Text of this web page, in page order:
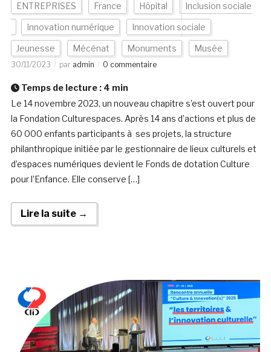
ENTREPRISES France Hôpital Inclusion sociale
Innovation numérique Innovation sociale
Jeunesse Mécénat Monuments Musée
30/11/2023 par admin 0 commentaire
Temps de lecture : 4 min
Le 14 novembre 2023, un nouveau chapitre s’est ouvert pour
la Fondation Culturespaces. Après 14 ans d’actions et plus de
60 000 enfants participants à ses projets, la structure
philanthropique initiée par le gestionnaire de lieux culturels et
d’espaces numériques devient le Fonds de dotation Culture
pour l’Enfance. Elle conserve […]
Lire la suite →